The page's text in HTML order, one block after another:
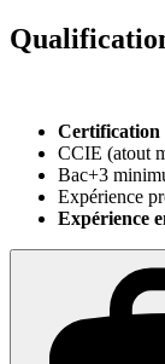
Certification
CCIE (atout
Bac+3
Expérience
Expérience